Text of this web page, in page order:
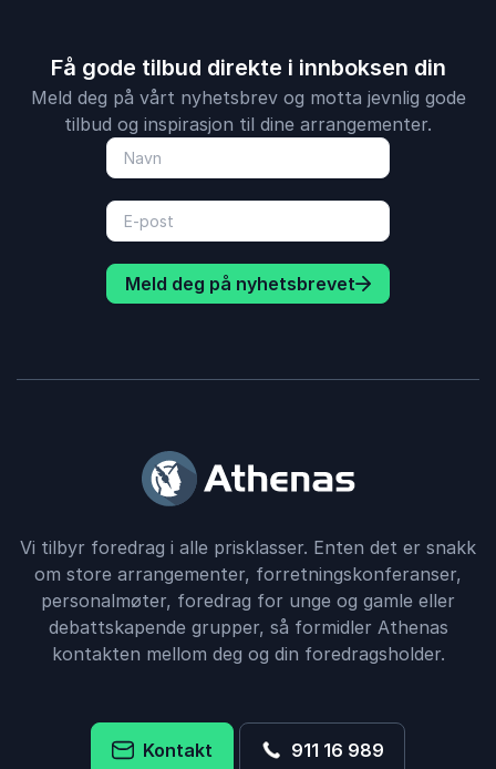
Få gode tilbud direkte i innboksen din
Meld deg på vårt nyhetsbrev og motta jevnlig gode
tilbud og inspirasjon til dine arrangementer.
Meld deg på nyhetsbrevet
Vi tilbyr foredrag i alle prisklasser. Enten det er snakk
om store arrangementer, forretningskonferanser,
personalmøter, foredrag for unge og gamle eller
debattskapende grupper, så formidler Athenas
kontakten mellom deg og din foredragsholder.
Kontakt 911 16 989